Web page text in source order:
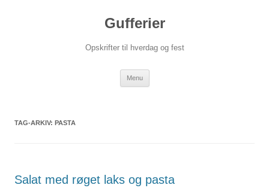
Gufferier
Opskrifter til hverdag og fest
Menu
TAG-ARKIV: PASTA
Salat med røget laks og pasta